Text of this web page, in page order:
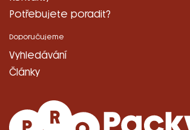
Potřebujete poradit?
Doporučujeme
Vyhledávání
Články